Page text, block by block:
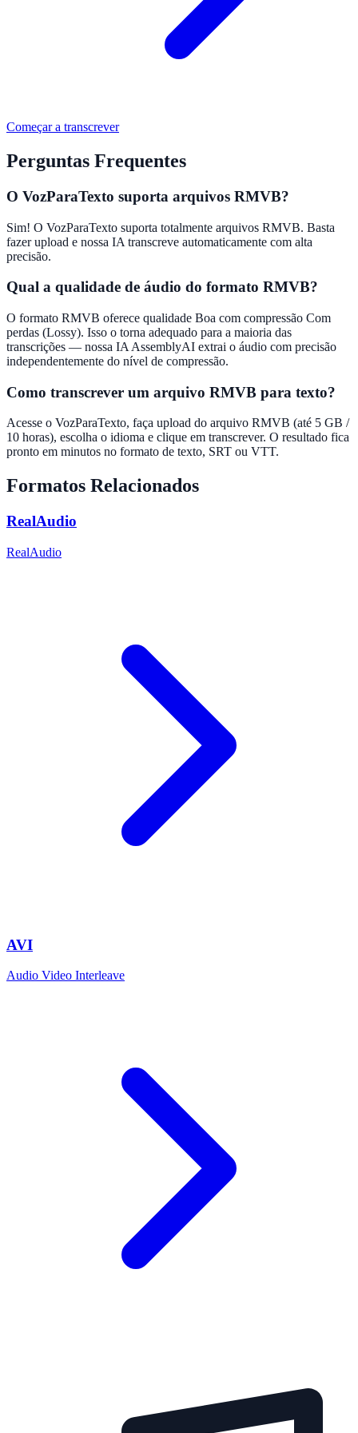
Começar a transcrever
Perguntas Frequentes
O VozParaTexto suporta arquivos RMVB?
Sim! O VozParaTexto suporta totalmente arquivos RMVB. Basta
fazer upload e nossa IA transcreve automaticamente com alta
precisão.
Qual a qualidade de áudio do formato RMVB?
O formato RMVB oferece qualidade Boa com compressão Com
perdas (Lossy). Isso o torna adequado para a maioria das
transcrições — nossa IA AssemblyAI extrai o áudio com precisão
independentemente do nível de compressão.
Como transcrever um arquivo RMVB para texto?
Acesse o VozParaTexto, faça upload do arquivo RMVB (até 5 GB /
10 horas), escolha o idioma e clique em transcrever. O resultado fica
pronto em minutos no formato de texto, SRT ou VTT.
Formatos Relacionados
RealAudio
RealAudio
AVI
Audio Video Interleave